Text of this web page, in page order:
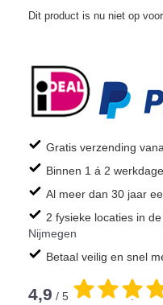
Dit product is nu niet op
Gratis verzending
Binnen 1 á 2
Al meer dan 30 jaar
2 fysieke locaties in
Nijmegen
Betaal veilig en snel
4,9 / 5 .